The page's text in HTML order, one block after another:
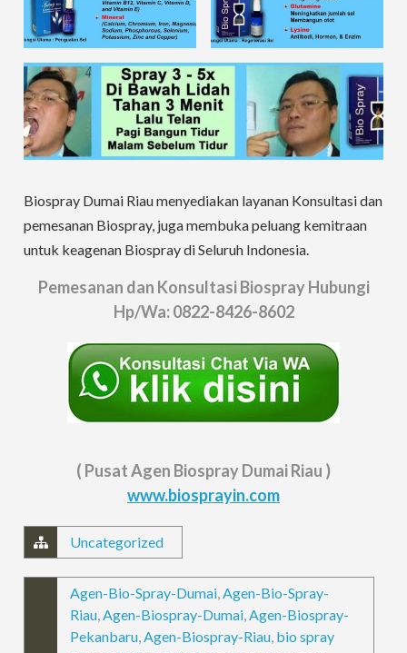
Biospray Dumai Riau menyediakan layanan Konsultasi dan
pemesanan Biospray, juga membuka peluang kemitraan
untuk keagenan Biospray di Seluruh Indonesia.
Pemesanan dan Konsultasi Biospray Hubungi
Hp/Wa:0822-8426-8602
( Pusat Agen Biospray Dumai Riau )
www.biosprayin.com
Uncategorized
Agen-Bio-Spray-Dumai Agen-Bio-Spray-
Riau Agen-Biospray-Dumai Agen-Biospray-
Pekanbaru Agen-Biospray-Riau bio spray